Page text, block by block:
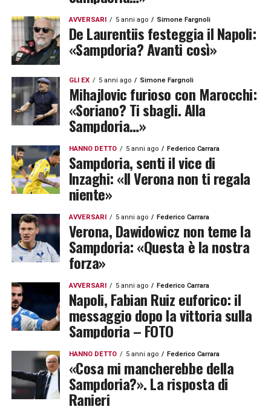
AVVERSARI 5 anni ago Simone Fargnoli
De Laurentiis festeggia il Napoli:
«Sampdoria? Avanti così»
GLI EX 5 anni ago Simone Fargnoli
Mihajlovic furioso con Marocchi:
«Soriano? Ti sbagli. Alla
Sampdoria…»
HANNO DETTO 5 anni ago Federico Carrara
Sampdoria, senti il vice di
Inzaghi: «Il Verona non ti regala
niente»
AVVERSARI 5 anni ago Federico Carrara
Verona, Dawidowicz non teme la
Sampdoria: «Questa è la nostra
forza»
AVVERSARI 5 anni ago Federico Carrara
Napoli, Fabian Ruiz euforico: il
messaggio dopo la vittoria sulla
Sampdoria – FOTO
HANNO DETTO 5 anni ago Federico Carrara
«Cosa mi mancherebbe della
Sampdoria?». La risposta di
Ranieri